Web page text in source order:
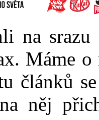
na
Máme
článků
něj